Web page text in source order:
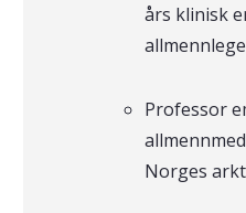
års klinisk
Professor
Norges